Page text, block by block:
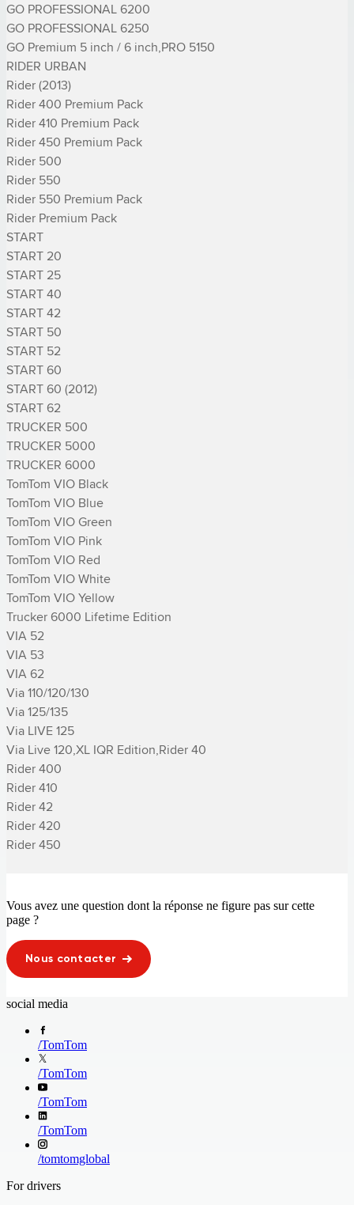
GO PROFESSIONAL 6200
GO PROFESSIONAL 6250
GO Premium 5 inch / 6 inch,PRO 5150
RIDER URBAN
Rider (2013)
Rider 400 Premium Pack
Rider 410 Premium Pack
Rider 450 Premium Pack
Rider 500
Rider 550
Rider 550 Premium Pack
Rider Premium Pack
START
START 20
START 25
START 40
START 42
START 50
START 52
START 60
START 60 (2012)
START 62
TRUCKER 500
TRUCKER 5000
TRUCKER 6000
TomTom VIO Black
TomTom VIO Blue
TomTom VIO Green
TomTom VIO Pink
TomTom VIO Red
TomTom VIO White
TomTom VIO Yellow
Trucker 6000 Lifetime Edition
VIA 52
VIA 53
VIA 62
Via 110/120/130
Via 125/135
Via LIVE 125
Via Live 120,XL IQR Edition,­Rider 40
­Rider 400
­Rider 410
­Rider 42
­Rider 420
­Rider 450
Vous avez une question dont la réponse ne figure pas sur cette
page ?
Nous contacter
social media
/TomTom
/TomTom
/TomTom
/TomTom
/tomtomglobal
For drivers